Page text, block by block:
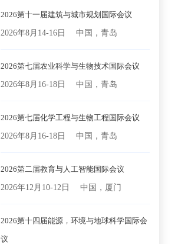
2026第十一届建筑与城市规划国际会议
2026年8月14-16日 中国，青岛
2026第七届农业科学与生物技术国际会议
2026年8月16-18日 中国，青岛
2026第七届化学工程与生物工程国际会议
2026年8月16-18日 中国，青岛
2026第二届教育与人工智能国际会议
2026年12月10-12日 中国，厦门
2026第十四届能源，环境与地球科学国际会
议